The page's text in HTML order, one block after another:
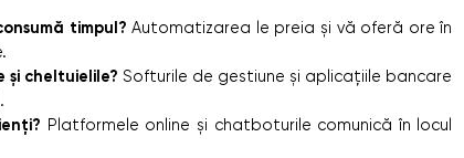
timpul?Automatizarea le preia și vă oferă ore în
și cheltuielile? Softurile de gestiune și aplicațiile bancare
Platformele online și chatboturile comunică în locul